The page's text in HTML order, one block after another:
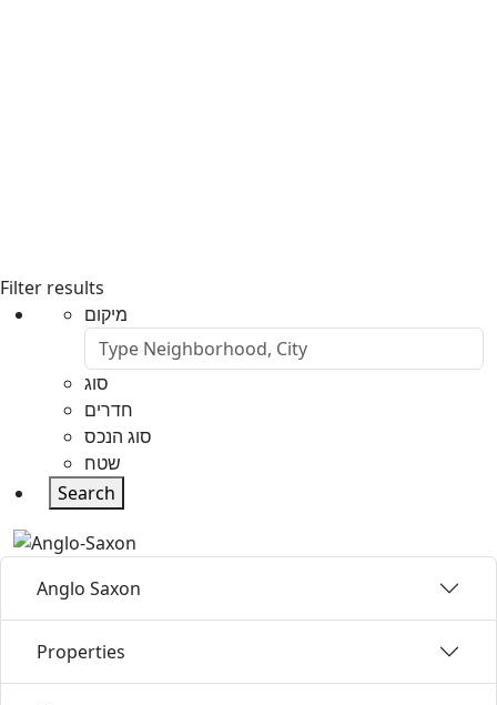
Filter results
מיקום
סוג
חדרים
סוג הנכס
שטח
Search
Anglo Saxon
Properties